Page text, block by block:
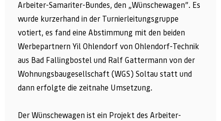
Arbeiter-Samariter-Bundes, den „Wünschewagen”. Es
wurde kurzerhand in der Turnierleitungsgruppe
votiert, es fand eine Abstimmung mit den beiden
Werbepartnern Yil Ohlendorf von Ohlendorf-Technik
aus Bad Fallingbostel und Ralf Gattermann von der
Wohnungsbaugesellschaft (WGS) Soltau statt und
dann erfolgte die zeitnahe Umsetzung.
Der Wünschewagen ist ein Projekt des Arbeiter-